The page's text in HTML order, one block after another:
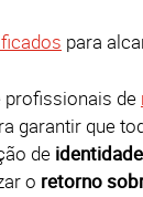
para
profissionais de
garantir que
de
o retorno